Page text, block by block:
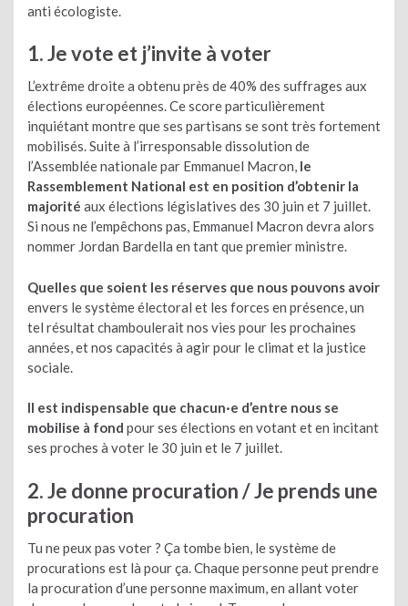
anti écologiste.
1. Je vote et j’invite à voter
L’extrême droite a obtenu près de 40% des suffrages aux
élections européennes. Ce score particulièrement
inquiétant montre que ses partisans se sont très fortement
mobilisés. Suite à l’irresponsable dissolution de
l’Assemblée nationale par Emmanuel Macron, le
Rassemblement National est en position d’obtenir la
majorité aux élections législatives des 30 juin et 7 juillet.
Si nous ne l’empêchons pas, Emmanuel Macron devra alors
nommer Jordan Bardella en tant que premier ministre.
Quelles que soient les réserves que nous pouvons avoir
envers le système électoral et les forces en présence, un
tel résultat chamboulerait nos vies pour les prochaines
années, et nos capacités à agir pour le climat et la justice
sociale.
Il est indispensable que chacun·e d’entre nous se
mobilise à fond pour ses élections en votant et en incitant
ses proches à voter le 30 juin et le 7 juillet.
2. Je donne procuration / Je prends une
procuration
Tu ne peux pas voter ? Ça tombe bien, le système de
procurations est là pour ça. Chaque personne peut prendre
la procuration d’une personne maximum, en allant voter